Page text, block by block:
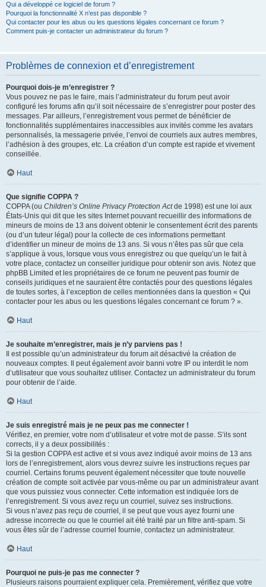
Qui a développé ce logiciel de forum ?
Pourquoi la fonctionnalité X n’est pas disponible ?
Qui contacter pour les abus ou les questions légales concernant ce forum ?
Comment puis-je contacter un administrateur du forum ?
Problèmes de connexion et d’enregistrement
Pourquoi dois-je m’enregistrer ?
Vous pouvez ne pas le faire, mais l’administrateur du forum peut avoir
configuré les forums afin qu’il soit nécessaire de s’enregistrer pour poster des
messages. Par ailleurs, l’enregistrement vous permet de bénéficier de
fonctionnalités supplémentaires inaccessibles aux invités comme les avatars
personnalisés, la messagerie privée, l’envoi de courriels aux autres membres,
l’adhésion à des groupes, etc. La création d’un compte est rapide et vivement
conseillée.
Haut
Que signifie COPPA ?
COPPA (ou Children’s Online Privacy Protection Actde 1998) est une loi aux
États-Unis qui dit que les sites Internet pouvant recueillir des informations de
mineurs de moins de 13 ans doivent obtenir le consentement écrit des parents
(ou d’un tuteur légal) pour la collecte de ces informations permettant
d’identifier un mineur de moins de 13 ans. Si vous n’êtes pas sûr que cela
s’applique à vous, lorsque vous vous enregistrez ou que quelqu’un le fait à
votre place, contactez un conseiller juridique pour obtenir son avis. Notez que
phpBB Limited et les propriétaires de ce forum ne peuvent pas fournir de
conseils juridiques et ne sauraient être contactés pour des questions légales
de toutes sortes, à l’exception de celles mentionnées dans la question « Qui
contacter pour les abus ou les questions légales concernant ce forum ? ».
Haut
Je souhaite m’enregistrer, mais je n’y parviens pas !
Il est possible qu’un administrateur du forum ait désactivé la création de
nouveaux comptes. Il peut également avoir banni votre IP ou interdit le nom
d’utilisateur que vous souhaitez utiliser. Contactez un administrateur du forum
pour obtenir de l’aide.
Haut
Je suis enregistré mais je ne peux pas me connecter !
Vérifiez, en premier, votre nom d’utilisateur et votre mot de passe. S’ils sont
corrects, il y a deux possibilités :
Si la gestion COPPA est active et si vous avez indiqué avoir moins de 13 ans
lors de l’enregistrement, alors vous devrez suivre les instructions reçues par
courriel. Certains forums peuvent également nécessiter que toute nouvelle
création de compte soit activée par vous-même ou par un administrateur avant
que vous puissiez vous connecter. Cette information est indiquée lors de
l’enregistrement. Si vous avez reçu un courriel, suivez ses instructions.
Si vous n’avez pas reçu de courriel, il se peut que vous ayez fourni une
adresse incorrecte ou que le courriel ait été traité par un filtre anti-spam. Si
vous êtes sûr de l’adresse courriel fournie, contactez un administrateur.
Haut
Pourquoi ne puis-je pas me connecter ?
Plusieurs raisons pourraient expliquer cela. Premièrement, vérifiez que votre